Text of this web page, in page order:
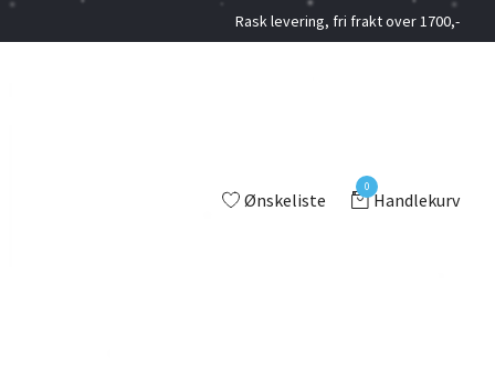
Rask levering, fri frakt over 1700,-
Ønskeliste
0
Handlekurv